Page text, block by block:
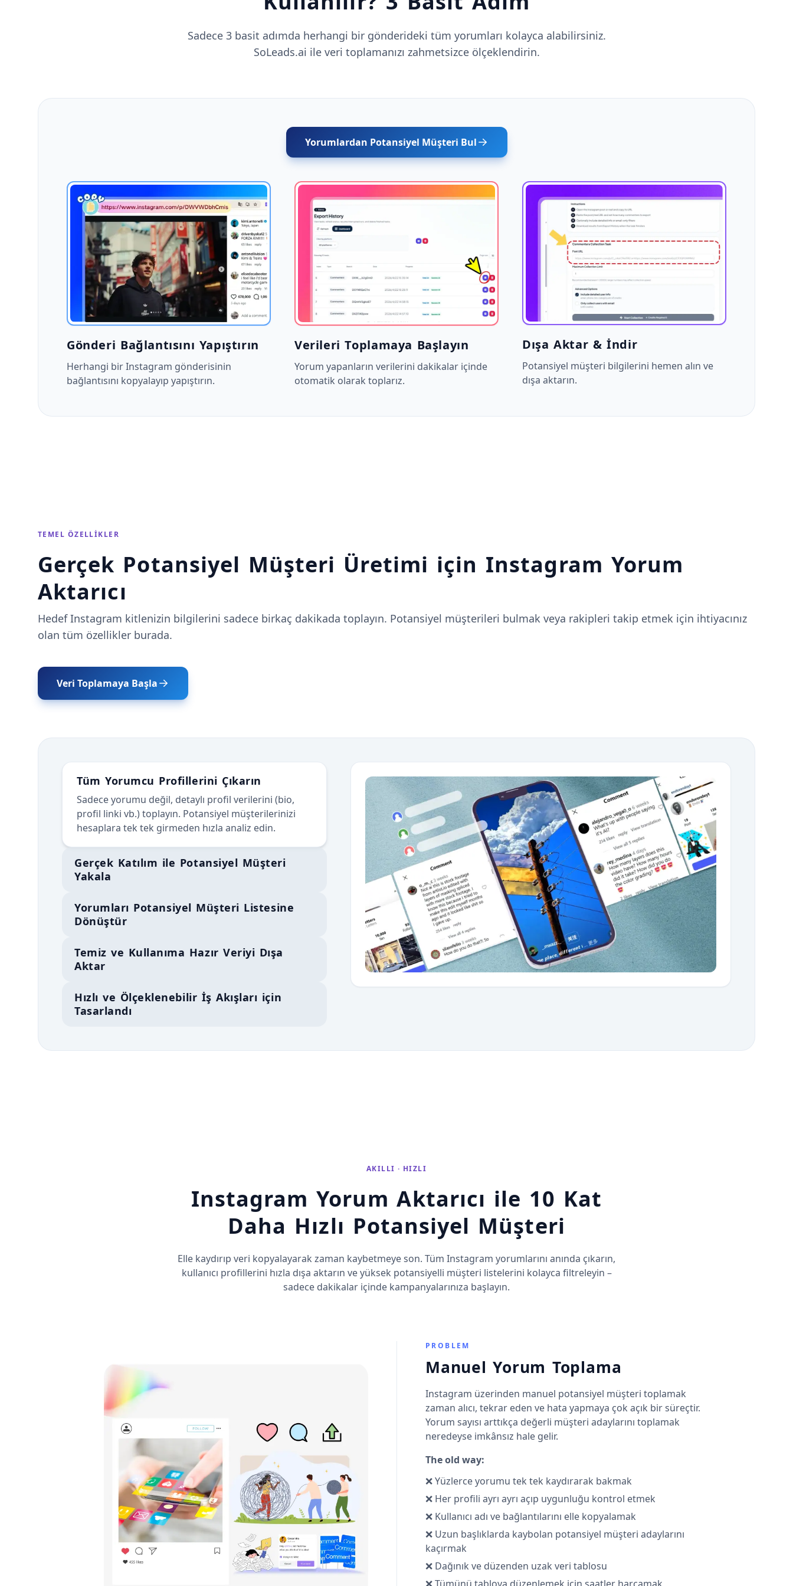
Sadece 3 basit adımda herhangi bir gönderideki tüm yorumları kolayca alabilirsiniz.
SoLeads.ai ile veri toplamanızı zahmetsizce ölçeklendirin.
Yorumlardan Potansiyel Müşteri Bul
Gönderi Bağlantısını Yapıştırın
Herhangi bir Instagram gönderisinin
bağlantısını kopyalayıp yapıştırın.
Verileri Toplamaya Başlayın
Yorum yapanların verilerini dakikalar içinde
otomatik olarak toplarız.
Dışa Aktar & İndir
Potansiyel müşteri bilgilerini hemen alın ve
dışa aktarın.
TEMEL ÖZELLIKLER
Gerçek Potansiyel Müşteri Üretimi için Instagram Yorum
Aktarıcı
Hedef Instagram kitlenizin bilgilerini sadece birkaç dakikada toplayın. Potansiyel müşterileri bulmak veya rakipleri takip etmek için ihtiyacınız
olan tüm özellikler burada.
Veri Toplamaya Başla
Tüm Yorumcu Profillerini Çıkarın
Sadece yorumu değil, detaylı profil verilerini (bio,
profil linki vb.) toplayın. Potansiyel müşterilerinizi
hesaplara tek tek girmeden hızla analiz edin.
Gerçek Katılım ile Potansiyel Müşteri
Yakala
Yorumları Potansiyel Müşteri Listesine
Dönüştür
Temiz ve Kullanıma Hazır Veriyi Dışa
Aktar
Hızlı ve Ölçeklenebilir İş Akışları için
Tasarlandı
AKILLI · HIZLI
Instagram Yorum Aktarıcı ile 10 Kat
Daha Hızlı Potansiyel Müşteri
Elle kaydırıp veri kopyalayarak zaman kaybetmeye son. Tüm Instagram yorumlarını anında çıkarın,
kullanıcı profillerini hızla dışa aktarın ve yüksek potansiyelli müşteri listelerini kolayca filtreleyin –
sadece dakikalar içinde kampanyalarınıza başlayın.
PROBLEM
Manuel Yorum Toplama
Instagram üzerinden manuel potansiyel müşteri toplamak
zaman alıcı, tekrar eden ve hata yapmaya çok açık bir süreçtir.
Yorum sayısı arttıkça değerli müşteri adaylarını toplamak
neredeyse imkânsız hale gelir.
The old way:
❌ Yüzlerce yorumu tek tek kaydırarak bakmak
❌ Her profili ayrı ayrı açıp uygunluğu kontrol etmek
❌ Kullanıcı adı ve bağlantılarını elle kopyalamak
❌ Uzun başlıklarda kaybolan potansiyel müşteri adaylarını
kaçırmak
❌ Dağınık ve düzenden uzak veri tablosu